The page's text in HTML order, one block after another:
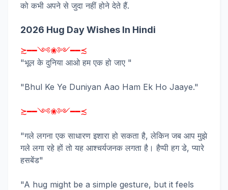
को कभी अपने से जुदा नहीं होने देते हैं.
2026 Hug Day Wishes In Hindi
≿━━༺❀༻━━≾
"भूल के दुनिया आओ हम एक हो जाए "
"Bhul Ke Ye Duniyan Aao Ham Ek Ho Jaaye."
≿━━༺❀༻━━≾
"गले लगना एक साधारण इशारा हो सकता है, लेकिन जब आप मुझे
गले लगा रहे हों तो यह आश्चर्यजनक लगता है। हैप्पी हग डे, प्यारे
हसबेंड"
"A hug might be a simple gesture, but it feels